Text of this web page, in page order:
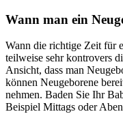
Wann man ein
Wann die richtige Zeit für
teilweise sehr kontrovers
Ansicht, dass man
können Neugeborene
nehmen. Baden Sie Ihr
Beispiel Mittags oder